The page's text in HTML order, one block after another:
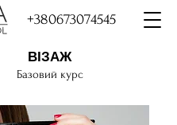
+380673074545
ВІЗАЖ
Базовий курс